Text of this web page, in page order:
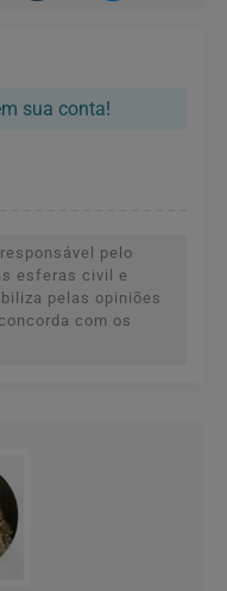
sua conta!
pelo
esferas civil e
pelas opiniões
com os